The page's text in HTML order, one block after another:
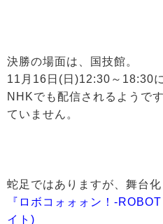
決勝の場面は、国技館。
11月16日(日)12:30～18:30
NHKでも配信されるようで
ていません。
蛇足ではありますが、舞台化
『ロボコォォォン！-
イト)